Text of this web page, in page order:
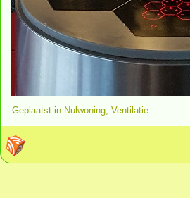
Geplaatst in Nulwoning, Ventilatie